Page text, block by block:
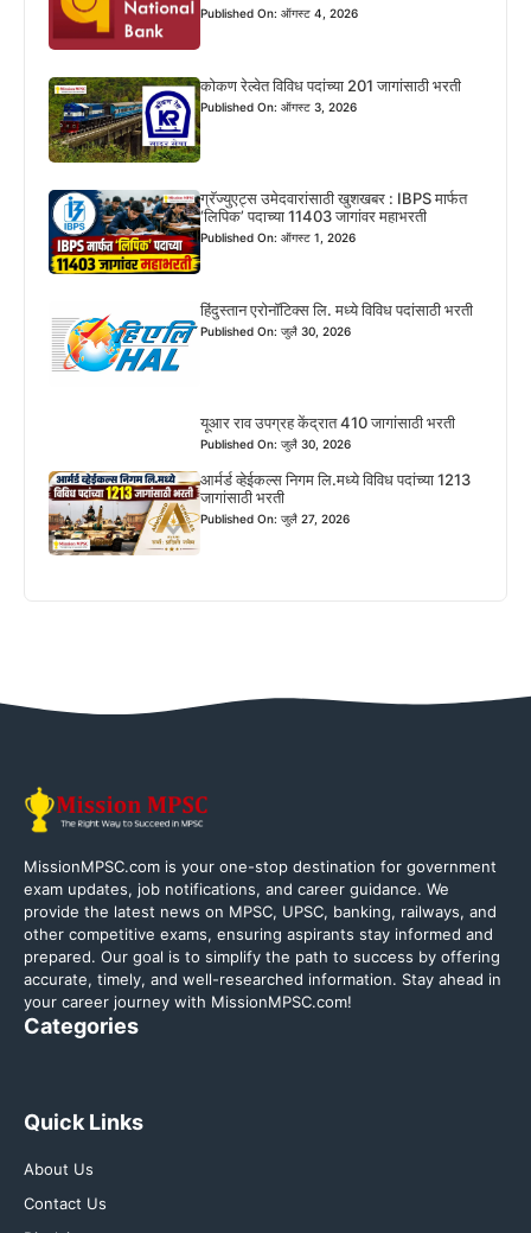
Published On: ऑगस्ट 4, 2026
कोकण रेल्वेत विविध पदांच्या 201 जागांसाठी भरती
Published On: ऑगस्ट 3, 2026
ग्रॅज्युएट्स उमेदवारांसाठी खुशखबर : IBPS मार्फत
‘लिपिक’ पदाच्या 11403 जागांवर महाभरती
Published On: ऑगस्ट 1, 2026
हिंदुस्तान एरोनॉटिक्स लि. मध्ये विविध पदांसाठी भरती
Published On: जुलै 30, 2026
यूआर राव उपग्रह केंद्रात 410 जागांसाठी भरती
Published On: जुलै 30, 2026
आर्मर्ड व्हेईकल्स निगम लि.मध्ये विविध पदांच्या 1213
जागांसाठी भरती
Published On: जुलै 27, 2026
MissionMPSC.com is your one-stop destination for government
exam updates, job notifications, and career guidance. We
provide the latest news on MPSC, UPSC, banking, railways, and
other competitive exams, ensuring aspirants stay informed and
prepared. Our goal is to simplify the path to success by offering
accurate, timely, and well-researched information. Stay ahead in
your career journey with MissionMPSC.com!
Categories
Quick Links
About Us
Contact Us